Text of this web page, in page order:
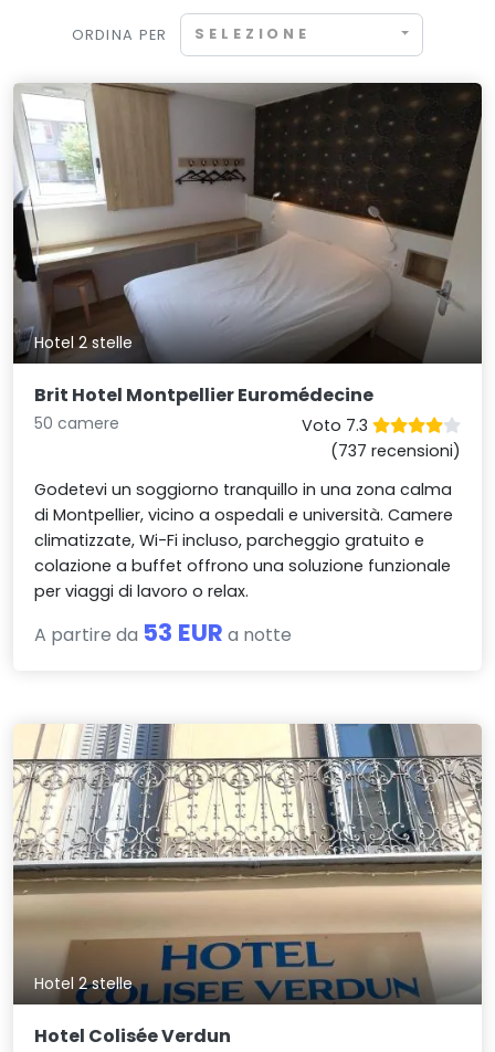
ORDINA PER SELEZIONE
Hotel 2 stelle
Brit Hotel Montpellier Euromédecine
50 camere
Voto 7.3
(737 recensioni)
Godetevi un soggiorno tranquillo in una zona calma
di Montpellier, vicino a ospedali e università. Camere
climatizzate, Wi-Fi incluso, parcheggio gratuito e
colazione a buffet offrono una soluzione funzionale
per viaggi di lavoro o relax.
A partire da 53 EUR a notte
Hotel 2 stelle
Hotel Colisée Verdun